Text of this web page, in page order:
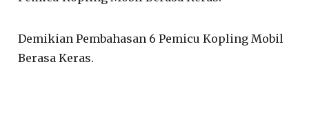
Demikian Pembahasan 6 Pemicu Kopling Mobil
Berasa Keras.